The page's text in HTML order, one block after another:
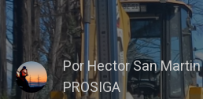
PorHector San Martin
PROSIGA